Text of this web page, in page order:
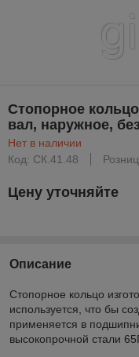
Стопорное
вал, наружное,
Нет в наличии
Код: CК.41.48
Цену уточняйте
Описание
Стопорное кольцо
используется, что бы
применяется в
высокопрочной стали